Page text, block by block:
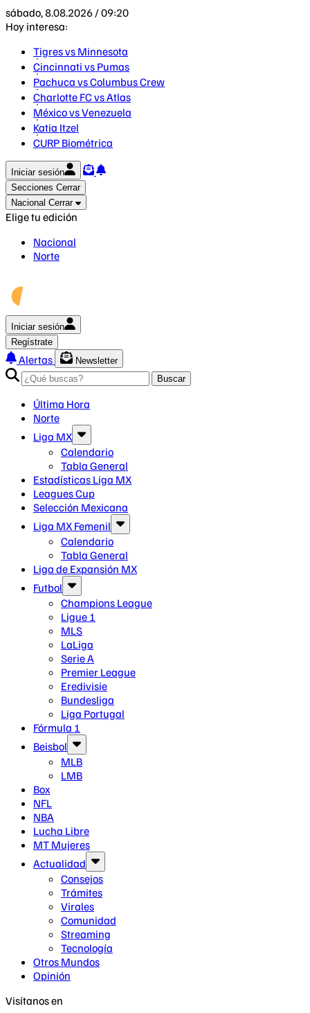
sábado, 8.08.2026 / 09:20
Hoy interesa:
Tigres vs Minnesota
Cincinnati vs Pumas
Pachuca vs Columbus Crew
Charlotte FC vs Atlas
México vs Venezuela
Katia Itzel
CURP Biométrica
Iniciar sesión
Secciones Cerrar
Nacional Cerrar
Elige tu edición
Nacional
Norte
Iniciar sesión
Regístrate
Alertas
Newsletter
Buscar
Última Hora
Norte
Liga MX
Calendario
Tabla General
Estadísticas Liga MX
Leagues Cup
Selección Mexicana
Liga MX Femenil
Calendario
Tabla General
Liga de Expansión MX
Futbol
Champions League
Ligue 1
MLS
LaLiga
Serie A
Premier League
Eredivisie
Bundesliga
Liga Portugal
Fórmula 1
Beisbol
MLB
LMB
Box
NFL
NBA
Lucha Libre
MT Mujeres
Actualidad
Consejos
Trámites
Virales
Comunidad
Streaming
Tecnología
Otros Mundos
Opinión
Visítanos en